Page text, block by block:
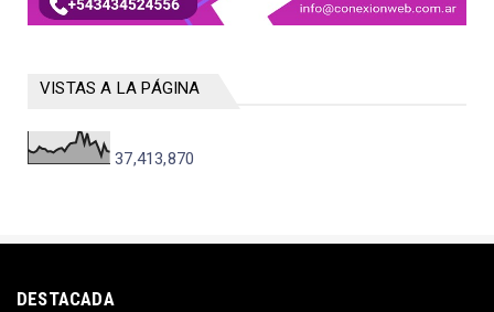
VISTAS A LA PÁGINA
37,413,870
DESTACADA